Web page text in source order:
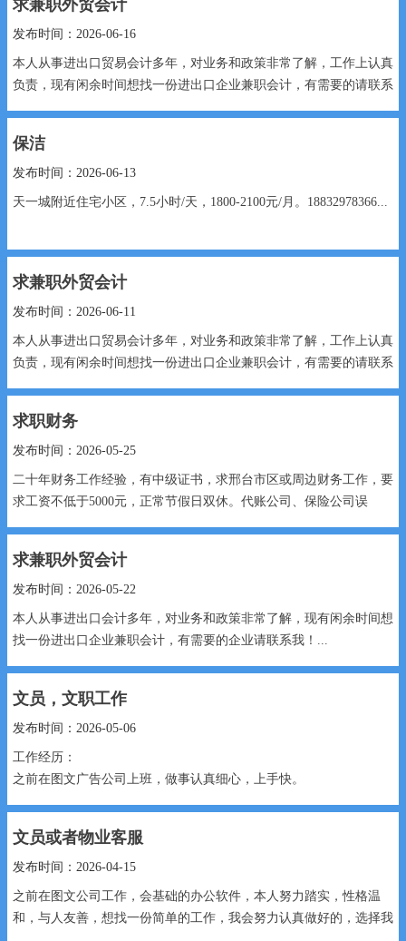
求兼职外贸会计
发布时间：2026-06-16
本人从事进出口贸易会计多年，对业务和政策非常了解，工作上认真
负责，现有闲余时间想找一份进出口企业兼职会计，有需要的请联系
保洁
发布时间：2026-06-13
天一城附近住宅小区，7.5小时/天，1800-2100元/月。18832978366...
求兼职外贸会计
发布时间：2026-06-11
本人从事进出口贸易会计多年，对业务和政策非常了解，工作上认真
负责，现有闲余时间想找一份进出口企业兼职会计，有需要的请联系
求职财务
发布时间：2026-05-25
二十年财务工作经验，有中级证书，求邢台市区或周边财务工作，要
求工资不低于5000元，正常节假日双休。代账公司、保险公司误
求兼职外贸会计
发布时间：2026-05-22
本人从事进出口会计多年，对业务和政策非常了解，现有闲余时间想
找一份进出口企业兼职会计，有需要的企业请联系我！...
文员，文职工作
发布时间：2026-05-06
工作经历：
之前在图文广告公司上班，做事认真细心，上手快。
文...
文员或者物业客服
发布时间：2026-04-15
之前在图文公司工作，会基础的办公软件，本人努力踏实，性格温
和，与人友善，想找一份简单的工作，我会努力认真做好的，选择我